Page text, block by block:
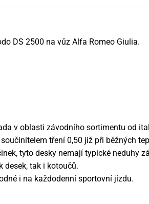
DS 2500 na vůz Alfa Romeo Giulia.
v oblasti závodního sortimentu od
tření 0,50 již při běžných
tyto desky nemají typické neduhy
desek, tak i kotoučů.
i na každodenní sportovní jízdu.